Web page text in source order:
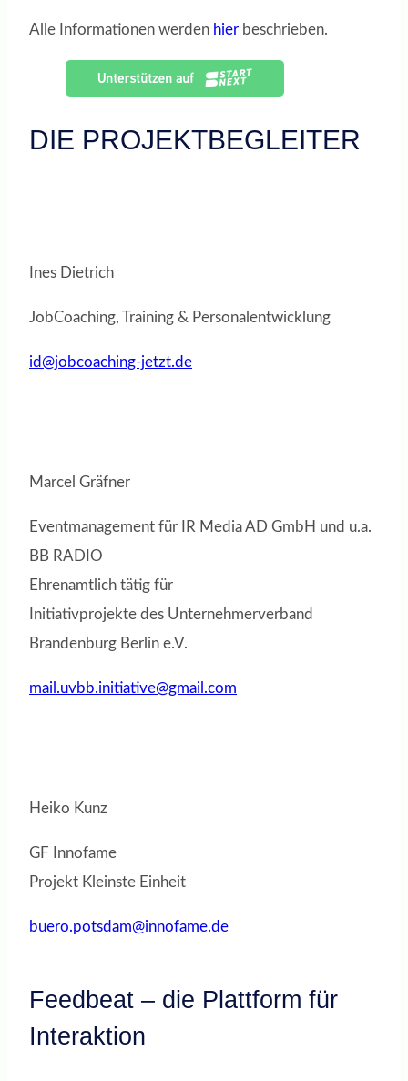
Alle Informationen werden hier beschrieben.
DIE PROJEKTBEGLEITER
Ines Dietrich
JobCoaching, Training & Personalentwicklung
id@jobcoaching-jetzt.de
Marcel Gräfner
Eventmanagement für IR Media AD GmbH und u.a.
BB RADIO
Ehrenamtlich tätig für
Initiativprojekte des Unternehmerverband
Brandenburg Berlin e.V.
mail.uvbb.initiative@gmail.com
Heiko Kunz
GF Innofame
Projekt Kleinste Einheit
buero.potsdam@innofame.de
Feedbeat – die Plattform für
Interaktion